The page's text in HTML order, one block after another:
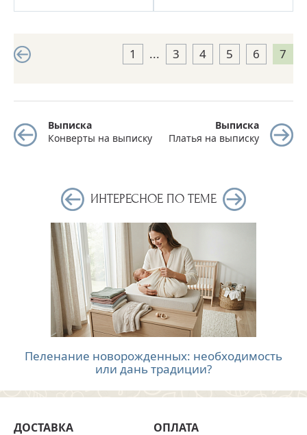
1 ... 3 4 5 6 7
Выписка
Конверты на выписку
Выписка
Платья на выписку
ИНТЕРЕСНОЕ ПО ТЕМЕ
Пеленание новорожденных: необходимость
или дань традиции?
ДОСТАВКА ОПЛАТА